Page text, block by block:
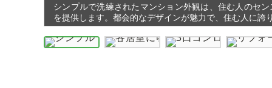
シンプルで洗練されたマンション外観は、住む人のセ
を提供します。都会的なデザインが魅力で、住む人に誇